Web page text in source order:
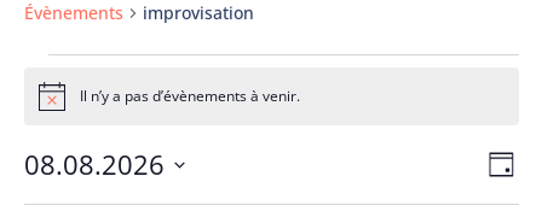
Évènements improvisation
for
août
2026
Notice Il n’y a pas d’évènements à venir.
par
de
Jour
08.08.2026
Sélectionnez